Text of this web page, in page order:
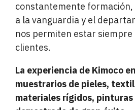
constantemente
a la vanguardia y el
nos permiten estar
clientes.
La experiencia de Kimoco
muestrarios de pieles,
materiales rígidos, pinturas